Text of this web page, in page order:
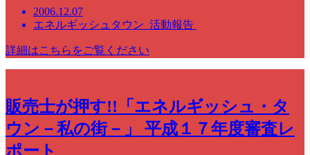
2006.12.07
エネルギッシュタウン 活動報告
詳細はこちらをご覧ください
販売士が押す!!「エネルギッシュ・タ
ウン－私の街－」 平成１７年度審査レ
ポート